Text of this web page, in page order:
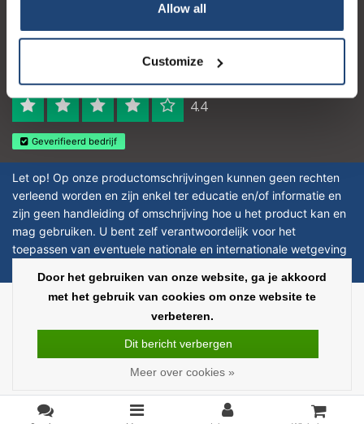
Allow all
Customize
4.4
Geverifieerd bedrijf
Let op! Op onze productomschrijvingen kunnen geen rechten
verleend worden en zijn enkel ter educatie en/of informatie en
zijn geen handleiding of omschrijving hoe u het product kan en
mag gebruiken. U bent zelf verantwoordelijk voor het
toepassen van eventuele nationale en internationale wetgeving
Copyright © 2026 - Laboratorium Discounter - All rights reserved - Theme by
Alle bedragen zijn exclusief BTW
Door het gebruiken van onze website, ga je akkoord
met het gebruik van cookies om onze website te
verbeteren.
Dit bericht verbergen
Meer over cookies »